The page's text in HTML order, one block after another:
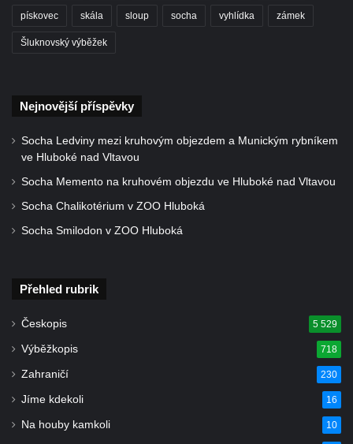
pískovec skála sloup socha vyhlídka zámek
Šluknovský výběžek
Nejnovější příspěvky
Socha Ledviny mezi kruhovým objezdem a Munickým rybníkem
ve Hluboké nad Vltavou
Socha Memento na kruhovém objezdu ve Hluboké nad Vltavou
Socha Chalikotérium v ZOO Hluboká
Socha Smilodon v ZOO Hluboká
Přehled rubrik
Českopis 5 529
Výběžkopis 718
Zahraničí 230
Jíme kdekoli 16
Na houby kamkoli 10